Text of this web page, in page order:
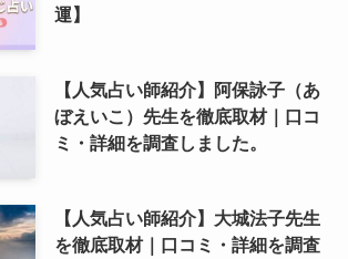
運】
【人気占い師紹介】阿保詠子（あ
ぼえいこ）先生を徹底取材｜口コ
ミ・詳細を調査しました。
【人気占い師紹介】大城法子先生
を徹底取材｜口コミ・詳細を調査